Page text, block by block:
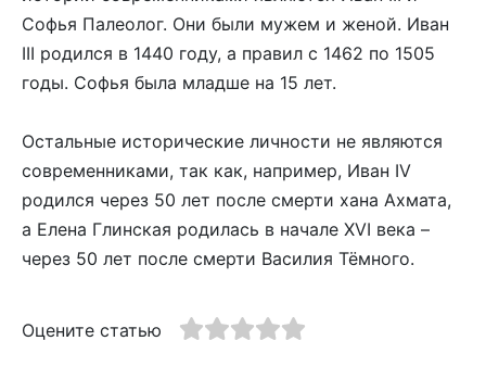
Софья Палеолог. Они были мужем и женой. Иван
III родился в 1440 году, а правил с 1462 по 1505
годы. Софья была младше на 15 лет.
Остальные исторические личности не являются
современниками, так как, например, Иван IV
родился через 50 лет после смерти хана Ахмата,
а Елена Глинская родилась в начале XVI века –
через 50 лет после смерти Василия Тёмного.
Оцените статью